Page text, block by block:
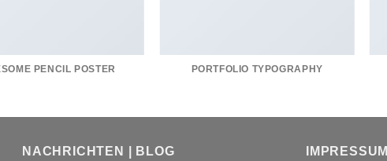
PENCIL POSTER PORTFOLIO TYPOGRAPHY
NACHRICHTEN | BLOG IMPRESSUM